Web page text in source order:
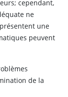
cependant,
ne
une
peuvent
de la